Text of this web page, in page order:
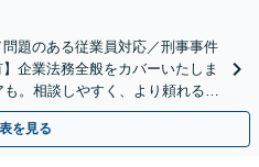
題のある従業員対応／刑事事件
企業法務全般をカバーいたしま
。相談しやすく、より頼れる存
【初回相談無料】
を見る